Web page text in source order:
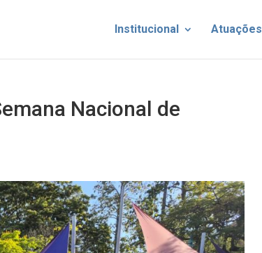
Institucional Atuações
Nacional de